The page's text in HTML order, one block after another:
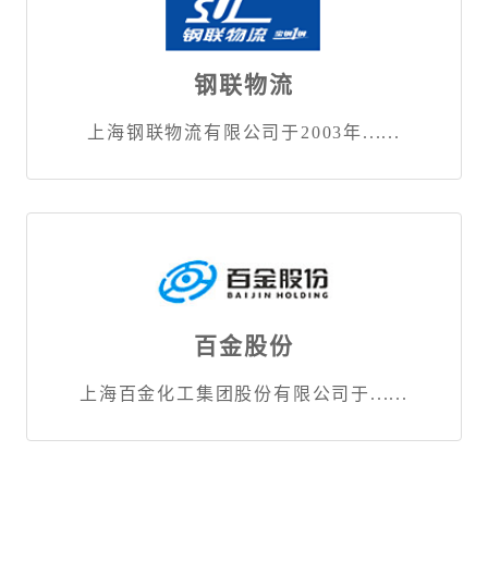
钢联物流
上海钢联物流有限公司于2003年......
百金股份
上海百金化工集团股份有限公司于......